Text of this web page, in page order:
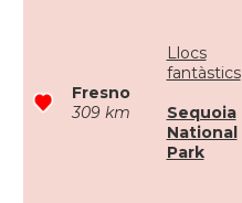
Fresno
309 km
Llocs
fantàstics
Sequoia
National
Park